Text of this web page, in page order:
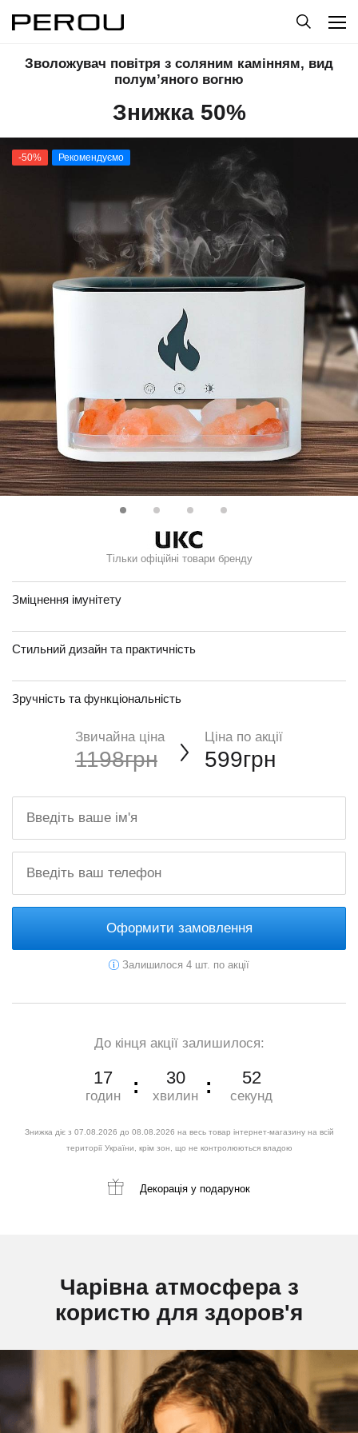
Зволожувач повітря з соляним камінням, вид
полум’яного вогню
Знижка 50%
-50% Рекомендуємо
Тільки офіційні товари бренду
Зміцнення імунітету
Стильний дизайн та практичність
Зручність та функціональність
Звичайна ціна
1198грн
Ціна по акції
599грн
Оформити замовлення
Залишилося 4 шт. по акції
До кінця акції залишилося:
17
годин
30
хвилин
51
секунд
Знижка діє з 07.08.2026 до 08.08.2026 на весь товар інтернет-магазину на всій
території України, крім зон, що не контролюються владою
Декорація у подарунок
Чарівна атмосфера з
користю для здоров'я